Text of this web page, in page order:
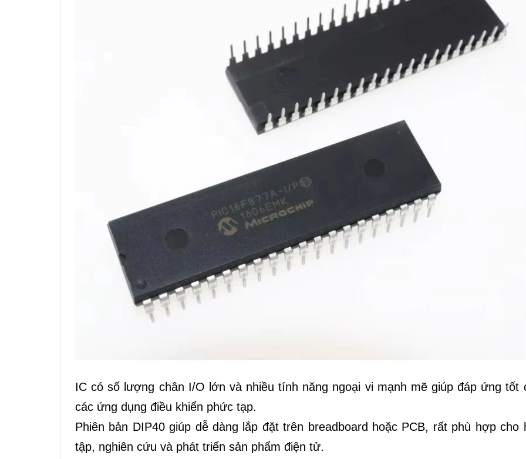
IC có số lượng chân I/O lớn và nhiều tính năng ngoại vi mạnh mẽ giúp đáp ứng tốt
các ứng dụng điều khiển phức tạp.
Phiên bản DIP40 giúp dễ dàng lắp đặt trên breadboard hoặc PCB, rất phù hợp cho
tập, nghiên cứu và phát triển sản phẩm điện tử.